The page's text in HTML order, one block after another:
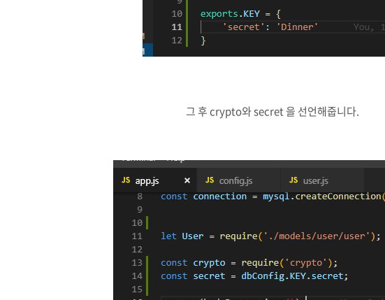
그 후 crypto와 secret 을 선언해줍니다.